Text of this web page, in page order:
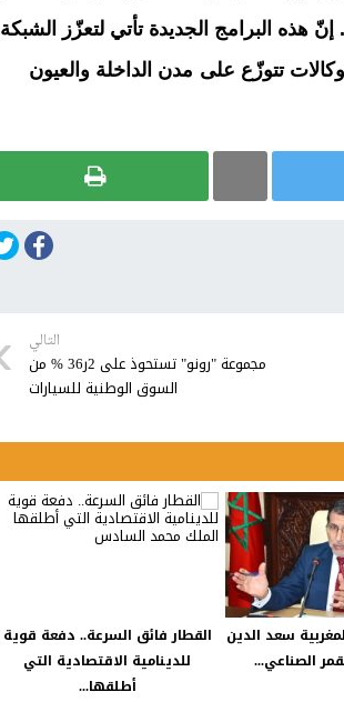
هذه البرامج الجديدة تأتي لتعزّز الشبكة
تتوزّع على مدن الداخلة والعيون
التالي
مجموعة "رونو" تستحوذ على 2ر36 % من
السوق الوطنية للسيارات
سعد الدين
الصناعي...
القطار فائق السرعة.. دفعة قوية
للدينامية الاقتصادية التي
أطلقها...